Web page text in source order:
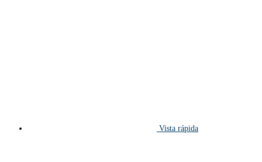
Vista rápida